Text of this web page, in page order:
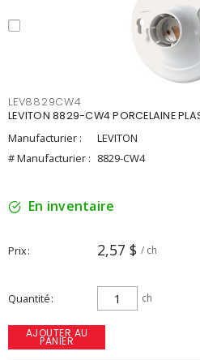
LEV8829CW4
LEVITON 8829-CW4 PORCELAINE
Manufacturier :
LEVITON
# Manufacturier : 8829-CW4
En inventaire
Prix 2,57 $ / ch
Quantité ch
AJOUTER AU
PANIER